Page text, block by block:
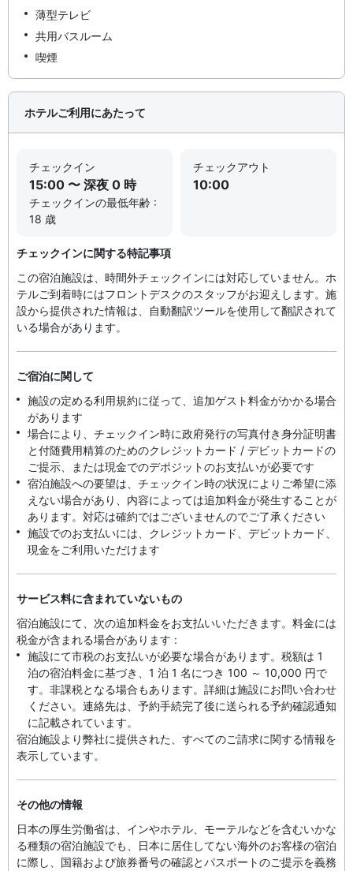
薄型テレビ
共用バスルーム
喫煙
ホテルご利用にあたって
チェックイン
15:00 〜 深夜 0 時
チェックインの最低年齢 :
18 歳
チェックアウト
10:00
チェックインに関する特記事項
この宿泊施設は、時間外チェックインには対応していません。ホ
テルご到着時にはフロントデスクのスタッフがお迎えします。施
設から提供された情報は、自動翻訳ツールを使用して翻訳されて
いる場合があります。
ご宿泊に関して
施設の定める利用規約に従って、追加ゲスト料金がかかる場合
があります
場合により、チェックイン時に政府発行の写真付き身分証明書
と付随費用精算のためのクレジットカード / デビットカードの
ご提示、または現金でのデポジットのお支払いが必要です
宿泊施設への要望は、チェックイン時の状況によりご希望に添
えない場合があり、内容によっては追加料金が発生することが
あります。対応は確約ではございませんのでご了承ください
施設でのお支払いには、クレジットカード、デビットカード、
現金をご利用いただけます
サービス料に含まれていないもの
宿泊施設にて、次の追加料金をお支払いいただきます。料金には
税金が含まれる場合があります :
施設にて市税のお支払いが必要な場合があります。税額は 1
泊の宿泊料金に基づき、1 泊 1 名につき 100 ～ 10,000 円で
す。非課税となる場合もあります。詳細は施設にお問い合わせ
ください。連絡先は、予約手続完了後に送られる予約確認通知
に記載されています。
宿泊施設より弊社に提供された、すべてのご請求に関する情報を
表示しています。
その他の情報
日本の厚生労働省は、インやホテル、モーテルなどを含むいかな
る種類の宿泊施設でも、日本に​居住してない海外のお客様の宿泊
に際し、国籍および旅券番号の確認とパスポートのご提示を義務